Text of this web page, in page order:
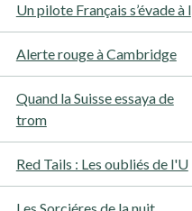
Un pilote Français s’évade à l
Alerte rouge à Cambridge
Quand la Suisse essaya de
trom
Red Tails : Les oubliés de l'U